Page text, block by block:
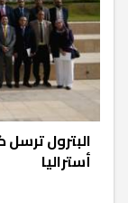
البترول ترسل
أستراليا